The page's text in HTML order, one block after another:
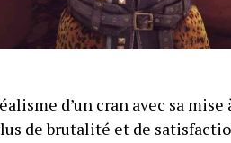
d’un cran avec sa mise
de brutalité et de